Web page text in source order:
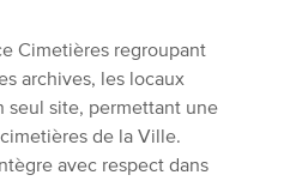
Cimetières regroupant
archives, les locaux
seul site, permettant une
de la Ville.
avec respect dans